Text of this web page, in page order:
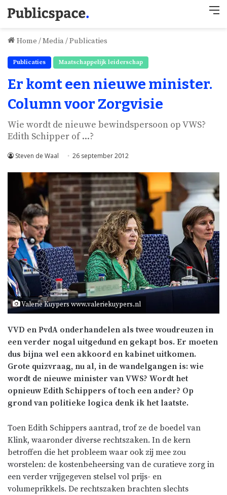
Home /Media/Publicaties
Publicaties Maatschappelijk leiderschap
Er komt een nieuwe minister.
Column voor Zorgvisie
Wie wordt de nieuwe bewindspersoon op VWS?
Edith Schipper of ...?
Steven de Waal 26 september 2012
Valerie Kuypers www.valeriekuypers.nl
VVD en PvdA onderhandelen als twee woudreuzen in
een verder nogal uitgedund en gekapt bos. Er moeten
dus bijna wel een akkoord en kabinet uitkomen.
Grote quizvraag, nu al, in de wandelgangen is: wie
wordt de nieuwe minister van VWS? Wordt het
opnieuw Edith Schippers of toch een ander? Op
grond van politieke logica denk ik het laatste.
Toen Edith Schippers aantrad, trof ze de boedel van
Klink, waaronder diverse rechtszaken. In de kern
betroffen die het probleem waar ook zij mee zou
worstelen: de kostenbeheersing van de curatieve zorg in
een verder vrijgegeven stelsel vol prijs- en
volumeprikkels. De rechtszaken brachten slechts